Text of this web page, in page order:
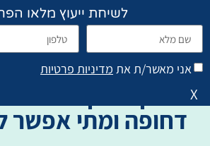
לשיחת ייעוץ מלאו
אני מאשר/ת את מדיניות פרטיות
X
דחופה ומתי אפשר
פתח סרגל נגישות